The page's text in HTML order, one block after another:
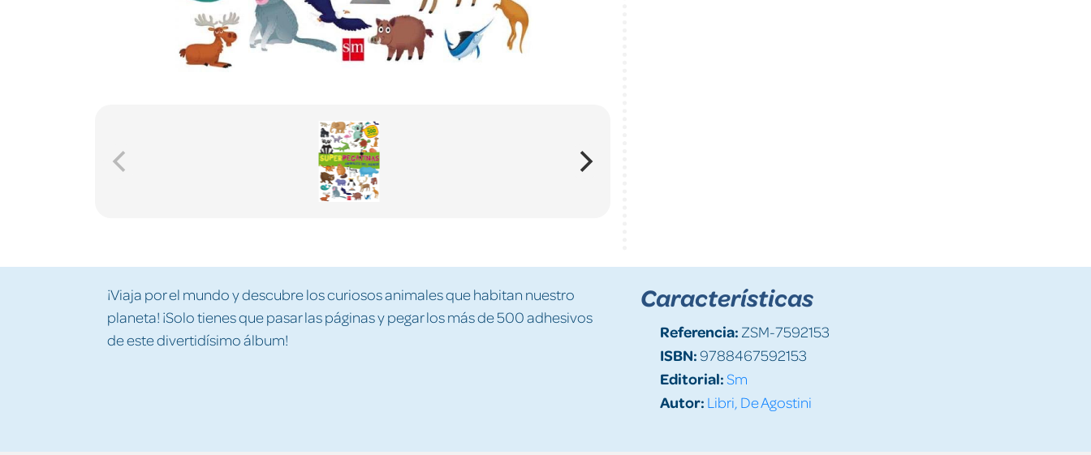
¡Viaja por el mundo y descubre los curiosos animales que habitan nuestro
planeta! ¡Solo tienes que pasar las páginas y pegar los más de 500 adhesivos
de este divertidísimo álbum!
Características
Referencia: ZSM-7592153
ISBN:9788467592153
Editorial:Sm
Autor: Libri, De Agostini